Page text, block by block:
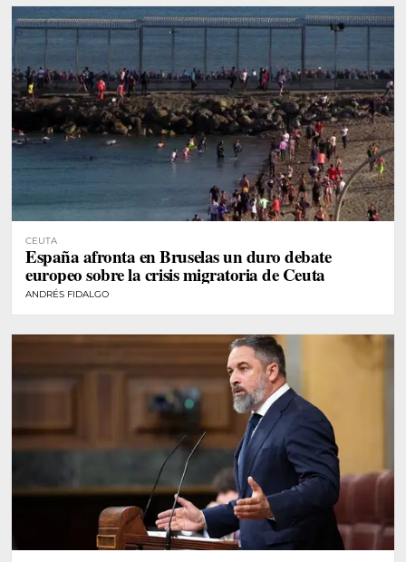
CEUTA
España afronta en Bruselas un duro debate
europeo sobre la crisis migratoria de Ceuta
ANDRÉS FIDALGO